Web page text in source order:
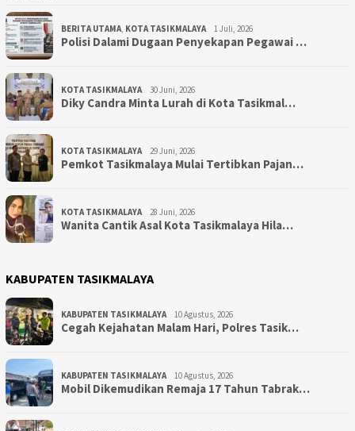
BERITA UTAMA KOTA TASIKMALAYA 1 Juli, 2026
Polisi Dalami Dugaan Penyekapan Pegawai …
KOTA TASIKMALAYA 30 Juni, 2026
Diky Candra Minta Lurah di Kota Tasikmal…
KOTA TASIKMALAYA 29 Juni, 2026
Pemkot Tasikmalaya Mulai Tertibkan Pajan…
KOTA TASIKMALAYA 28 Juni, 2026
Wanita Cantik Asal Kota Tasikmalaya Hila…
KABUPATEN TASIKMALAYA
KABUPATEN TASIKMALAYA 10 Agustus, 2026
Cegah Kejahatan Malam Hari, Polres Tasik…
KABUPATEN TASIKMALAYA 10 Agustus, 2026
Mobil Dikemudikan Remaja 17 Tahun Tabrak…